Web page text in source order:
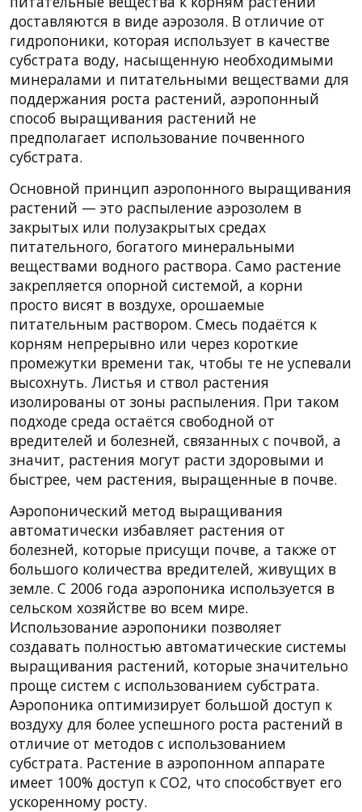
доставляются в виде аэрозоля. В отличие от
гидропоники, которая использует в качестве
субстрата воду, насыщенную необходимыми
минералами и питательными веществами для
поддержания роста растений, аэропонный
способ выращивания растений не
предполагает использование почвенного
субстрата.
Основной принцип аэропонного выращивания
растений — это распыление аэрозолем в
закрытых или полузакрытых средах
питательного, богатого минеральными
веществами водного раствора. Само растение
закрепляется опорной системой, а корни
просто висят в воздухе, орошаемые
питательным раствором. Смесь подаётся к
корням непрерывно или через короткие
промежутки времени так, чтобы те не успевали
высохнуть. Листья и ствол растения
изолированы от зоны распыления. При таком
подходе среда остаётся свободной от
вредителей и болезней, связанных с почвой, а
значит, растения могут расти здоровыми и
быстрее, чем растения, выращенные в почве.
Аэропонический метод выращивания
автоматически избавляет растения от
болезней, которые присущи почве, а также от
большого количества вредителей, живущих в
земле. С 2006 года аэропоника используется в
сельском хозяйстве во всем мире.
Использование аэропоники позволяет
создавать полностью автоматические системы
выращивания растений, которые значительно
проще систем с использованием субстрата.
Аэропоника оптимизирует большой доступ к
воздуху для более успешного роста растений в
отличие от методов с использованием
субстрата. Растение в аэропонном аппарате
имеет 100% доступ к CO2, что способствует его
ускоренному росту.